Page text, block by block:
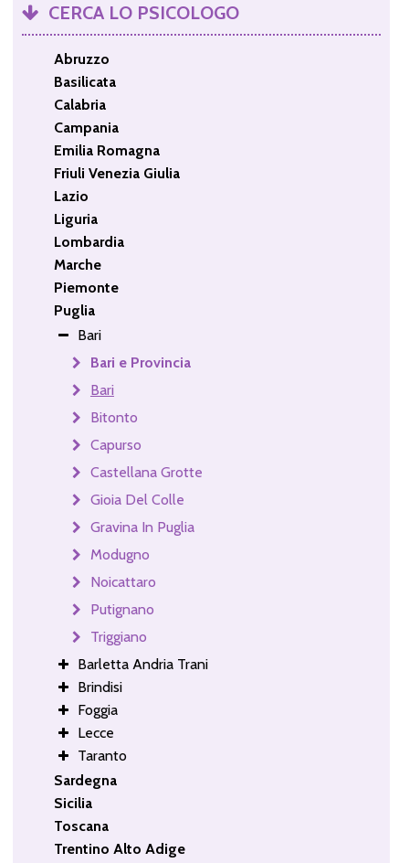
CERCA LO PSICOLOGO
Abruzzo
Basilicata
Calabria
Campania
Emilia Romagna
Friuli Venezia Giulia
Lazio
Liguria
Lombardia
Marche
Piemonte
Puglia
Bari
Bari e Provincia
Bari
Bitonto
Capurso
Castellana Grotte
Gioia Del Colle
Gravina In Puglia
Modugno
Noicattaro
Putignano
Triggiano
Barletta Andria Trani
Brindisi
Foggia
Lecce
Taranto
Sardegna
Sicilia
Toscana
Trentino Alto Adige